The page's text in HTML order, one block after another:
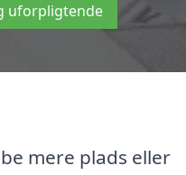
uforpligtende
mere plads eller